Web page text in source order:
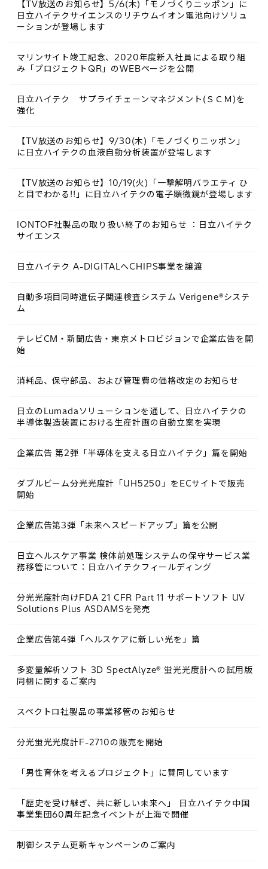
【TV放送のお知らせ】5/6(木)「モノづくりニッポン」に
日立ハイテクサイエンスのリチウムイオン電池向けソリュ
ーションが登場します
マリンサイト竣工記念、2020年度新入社員による取り組
み「プロジェクトQR」のWEBページを公開
日立ハイテク サプライチェーンマネジメント(ＳＣＭ)を
強化
【TV放送のお知らせ】9/30(木)「モノづくりニッポン」
に日立ハイテクの血液自動分析装置が登場します
【TV放送のお知らせ】10/19(火)「一撃解明バラエティ ひ
と目でわかる!!」に日立ハイテクの電子顕微鏡が登場します
IONTOF社製品の取り扱い終了のお知らせ ：日立ハイテク
サイエンス
日立ハイテク A-DIGITALへCHIPS事業を譲渡
自動多項目同時遺伝子関連検査システム Verigene®システ
ム
テレビCM・新聞広告・東京メトロビジョンで企業広告を開
始
消耗品、保守部品、および管理費の価格改定のお知らせ
日立のLumadaソリューションを通して、日立ハイテクの
半導体製造装置における生産計画の自動立案を実現
企業広告 第2弾「半導体を支える日立ハイテク」篇を開始
ダブルビーム分光光度計「UH5250」をECサイトで販売
開始
企業広告第3弾「未来へスピードアップ」篇を公開
日立ヘルスケア事業 検体前処理システムの保守サービス業
務移管について：日立ハイテクフィールディング
分光光度計向けFDA 21 CFR Part 11 サポートソフト UV
Solutions Plus ASDAMSを発売
企業広告第4弾「ヘルスケアに新しい光を」篇
多変量解析ソフト 3D SpectAlyze® 蛍光光度計への試用版
同梱に関するご案内
スペクトロ社製品の事業移管のお知らせ
分光蛍光光度計F-2710の販売を開始
「男性育休を考えるプロジェクト」に賛同しています
「歴史を受け継ぎ、共に新しい未来へ」 日立ハイテク中国
事業集団60周年記念イベントが上海で開催
制御システム更新キャンペーンのご案内